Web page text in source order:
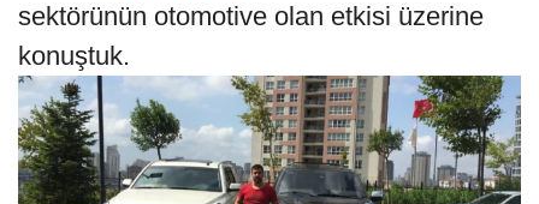
sektörünün otomotive olan etkisi üzerine
konuştuk.